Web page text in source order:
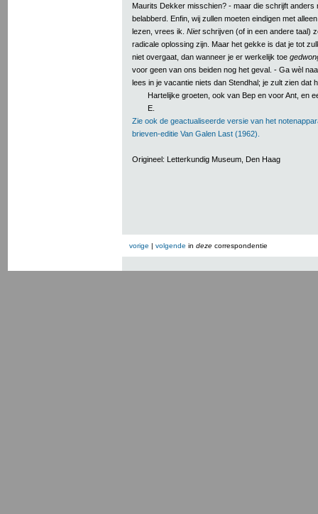
Maurits Dekker misschien? - maar die schrijft anders
belabberd. Enfin, wij zullen moeten eindigen met
lezen, vrees ik. Nietschrijven (of in een andere taal)
radicale oplossing zijn. Maar het gekke is dat je tot
niet overgaat, dan wanneer je er werkelijk toe
voor geen van ons beiden nog het geval. - Ga wèl
lees in je vacantie niets dan Stendhal; je zult zien dat
Hartelijke groeten, ook van Bep en voor Ant, en
E.
Zie ook de geactualiseerde versie van het
brieven-editie Van Galen Last (1962).
Origineel: Letterkundig Museum, Den Haag
vorige | volgende in deze correspondentie